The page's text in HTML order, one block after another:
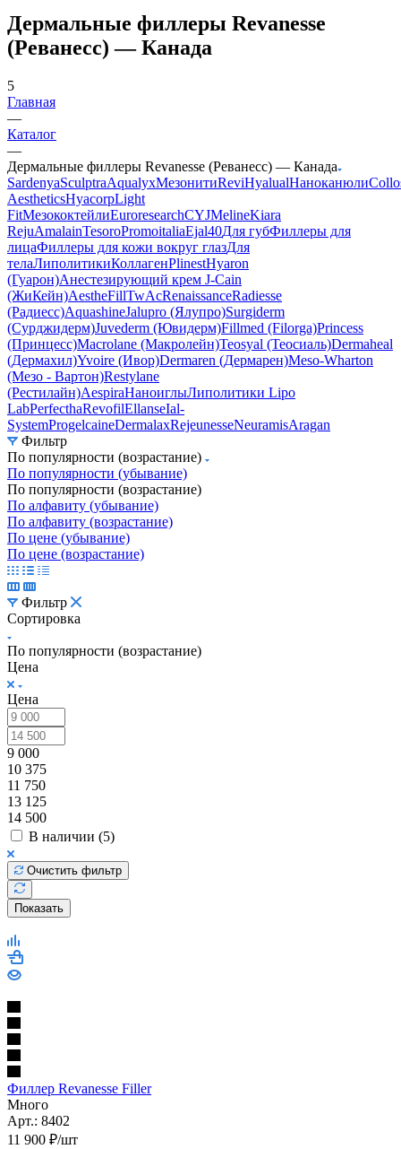
Дермальные филлеры Revanesse
(Реванесс) — Канада
5
Главная
—
Каталог
—
Дермальные филлеры Revanesse (Реванесс) — Канада
SardenyaSculptraAqualyxМезонитиReviHyalualНаноканюли
AestheticsHyacorpLight
FitМезококтейлиEuroresearchCYJMelineKiara
RejuAmalainTesoroPromoitaliaEjal40Для губФиллеры для
лицаФиллеры для кожи вокруг глазДля
телаЛиполитикиКоллагенPlinestHyaron
(Гуарон)Анестезирующий крем J-Cain
(ЖиКейн)AestheFillTwAcRenaissanceRadiesse
(Радиесс)AquashineJalupro (Ялупро)Surgiderm
(Сурджидерм)Juvederm (Ювидерм)Fillmed (Filorga)Princess
(Принцесс)Macrolane (Макролейн)Teosyal (Теосиаль)Dermaheal
(Дермахил)Yvoire (Ивор)Dermaren (Дермарен)Meso-Wharton
(Мезо - Вартон)Restylane
(Рестилайн)AespiraНаноиглыЛиполитики Lipo
LabPerfecthaRevofilEllanseIal-
SystemProgelcaineDermalaxRejeunesseNeuramisAragan
Фильтр
По популярности (возрастание)
По популярности (убывание)
По популярности (возрастание)
По алфавиту (убывание)
По алфавиту (возрастание)
По цене (убывание)
По цене (возрастание)
Фильтр
Сортировка
По популярности (возрастание)
Цена
Цена
9 000
10 375
11 750
13 125
14 500
В наличии (5)
Очистить фильтр
Показать
Филлер Revanesse Filler
Много
Арт.: 8402
11 900 ₽/шт